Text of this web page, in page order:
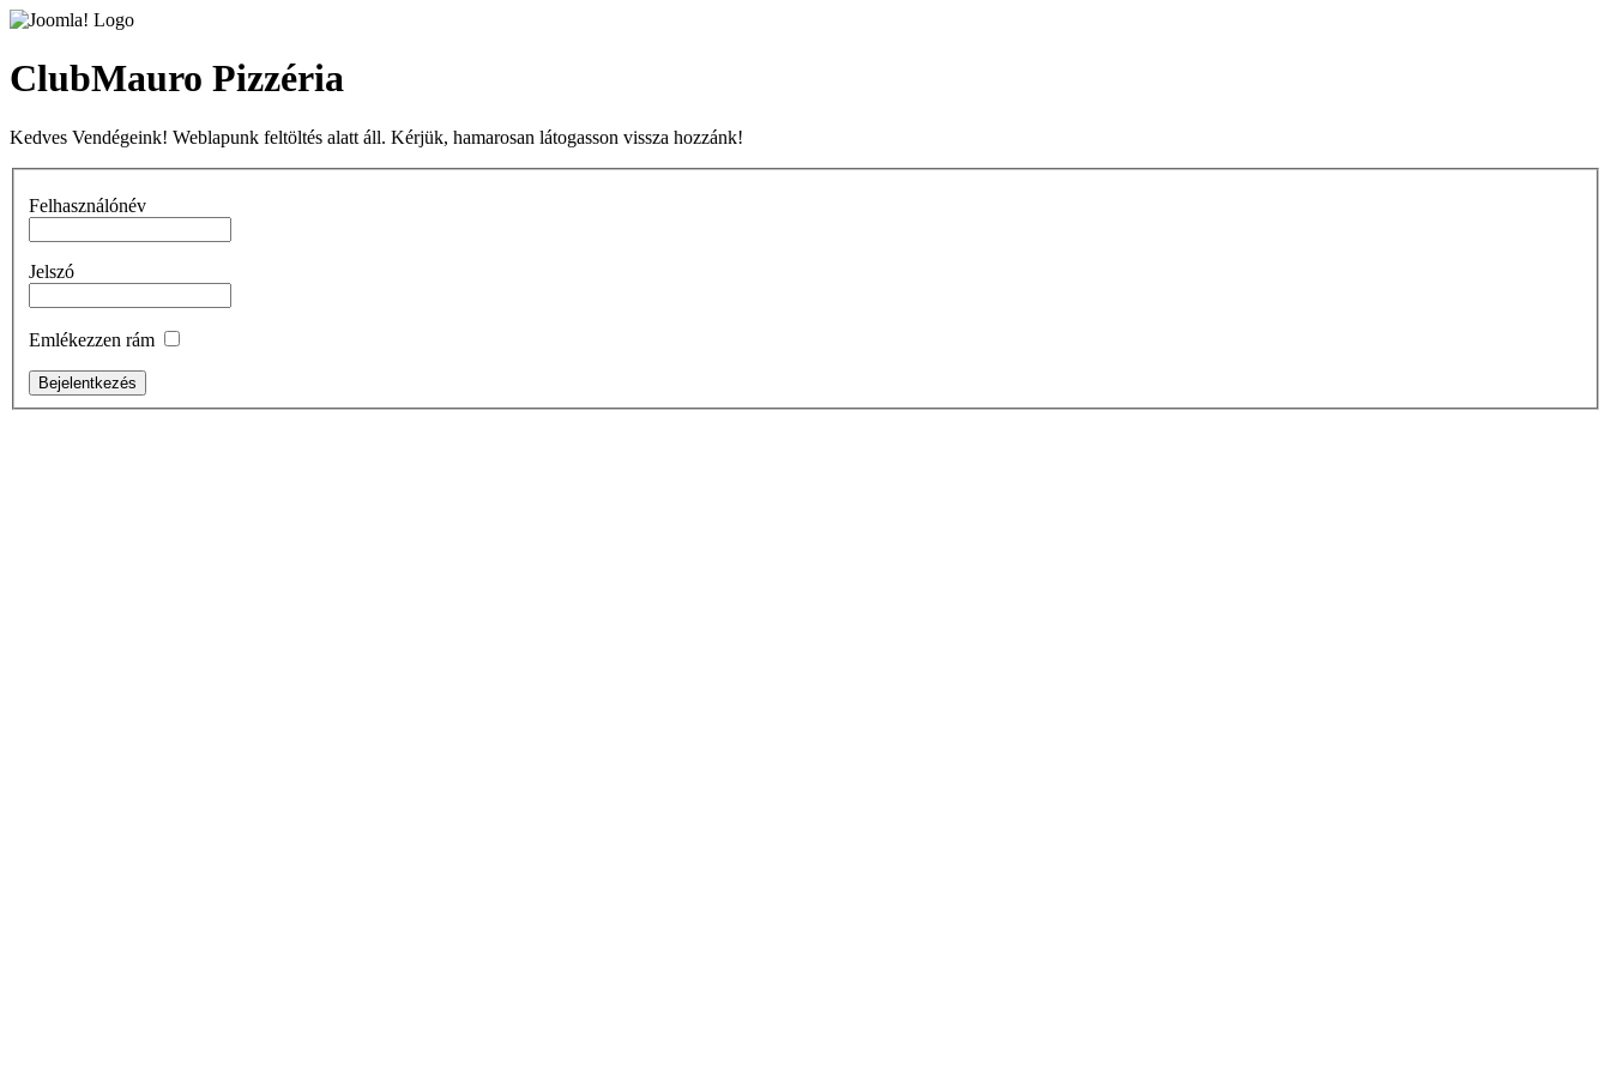
ClubMauro Pizzéria
Kedves Vendégeink! Weblapunk feltöltés alatt áll. Kérjük, hamarosan látogasson vissza hozzánk!
Felhasználónév
Jelszó
Emlékezzen rám